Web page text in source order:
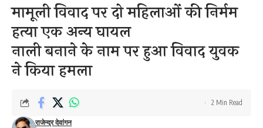
मामूली विवाद पर दो महिलाओं की निर्मम
हत्या एक अन्य घायल
नाली बनाने के नाम पर हुआ विवाद युवक
ने किया हमला
राजेन्द्र देवांगन
2 Min Read